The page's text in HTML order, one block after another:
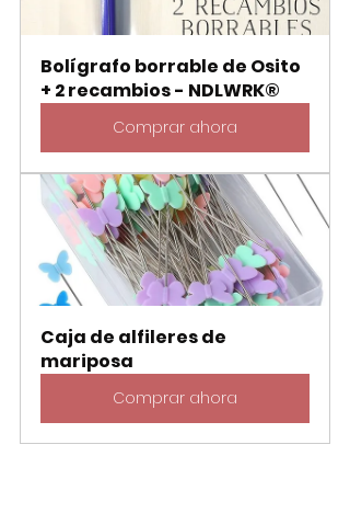
Bolígrafo borrable de Osito
+ 2 recambios - NDLWRK®
Comprar ahora
Caja de alfileres de
mariposa
Comprar ahora